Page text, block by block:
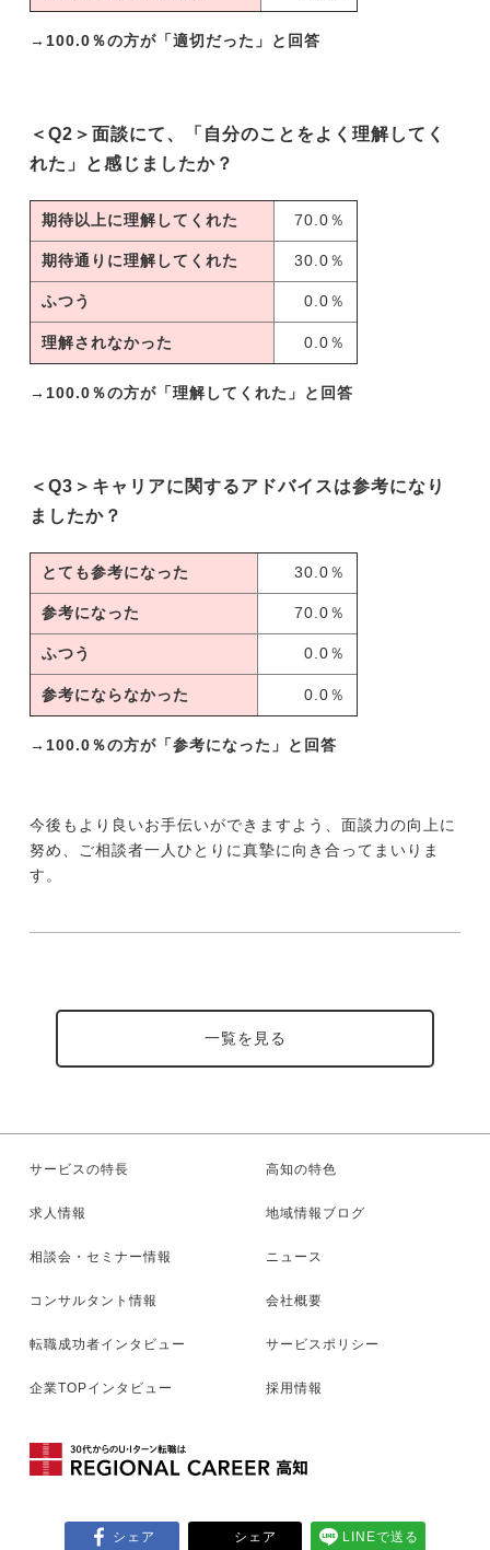
→100.0％の方が「適切だった」と回答
＜Q2＞面談にて、「自分のことをよく理解してく
れた」と感じましたか？
期待以上に理解してくれた 70.0％
期待通りに理解してくれた 30.0％
ふつう 0.0％
理解されなかった 0.0％
→100.0％の方が「理解してくれた」と回答
＜Q3＞キャリアに関するアドバイスは参考になり
ましたか？
とても参考になった 30.0％
参考になった 70.0％
ふつう 0.0％
参考にならなかった 0.0％
→100.0％の方が「参考になった」と回答
今後もより良いお手伝いができますよう、面談力の向上に
努め、ご相談者一人ひとりに真摯に向き合ってまいりま
す。
一覧を見る
サービスの特長
求人情報
相談会・セミナー情報
コンサルタント情報
転職成功者インタビュー
企業TOPインタビュー
高知の特色
地域情報ブログ
ニュース
会社概要
サービスポリシー
採用情報
シェア シェア LINEで送る